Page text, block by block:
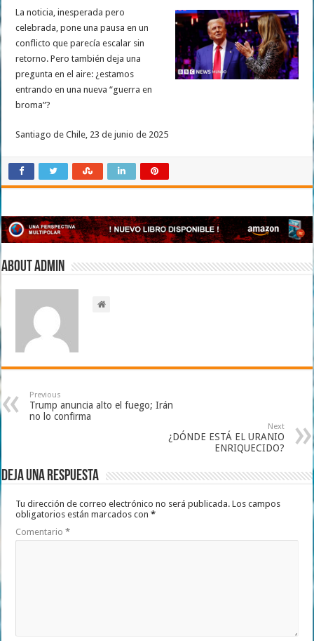
La noticia, inesperada pero
celebrada, pone una pausa en un
conflicto que parecía escalar sin
retorno. Pero también deja una
pregunta en el aire: ¿estamos
entrando en una nueva “guerra en
broma”?
Santiago de Chile, 23 de junio de 2025
About admin
Previous
Trump anuncia alto el fuego; Irán
no lo confirma
Next
¿DÓNDE ESTÁ EL URANIO
ENRIQUECIDO?
Deja una respuesta
Tu dirección de correo electrónico no será publicada. Los campos
obligatorios están marcados con*
Comentario*